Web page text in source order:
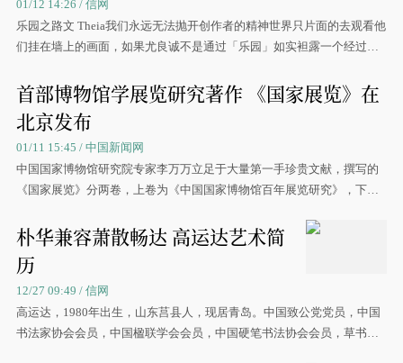
01/12 14:26 / 信网
乐园之路文 Theia我们永远无法抛开创作者的精神世界只片面的去观看他
们挂在墙上的画面，如果尤良诚不是通过「乐园」如实袒露一个经过思
首部博物馆学展览研究著作 《国家展览》在
北京发布
01/11 15:45 / 中国新闻网
中国国家博物馆研究院专家李万万立足于大量第一手珍贵文献，撰写的
《国家展览》分两卷，上卷为《中国国家博物馆百年展览研究》，下卷
朴华兼容萧散畅达 高运达艺术简
历
12/27 09:49 / 信网
高运达，1980年出生，山东莒县人，现居青岛。中国致公党党员，中国
书法家协会会员，中国楹联学会会员，中国硬笔书法协会会员，草书研